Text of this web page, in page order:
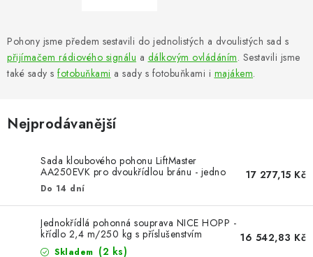
OTOČNÉ ŽALUZIE
Pohony jsme předem sestavili do jednolistých a dvoulistých sad s
přijímačem rádiového signálu a dálkovým ovládáním. Sestavili jsme
také sady s fotobuňkami a sady s fotobuňkami i majákem.
Nejprodávanější
Sada kloubového pohonu LiftMaster
AA250EVK pro dvoukřídlou bránu - jedno
křídlo 2,5m/250kg
Do 14 dní
17 277,15 Kč
Jednokřídlá pohonná souprava NICE HOPP -
křídlo 2,4 m/250 kg s příslušenstvím
Skladem (2 ks)
16 542,83 Kč